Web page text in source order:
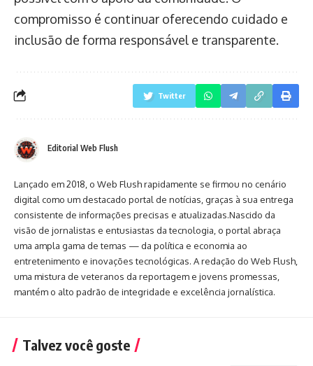
compromisso é continuar oferecendo cuidado e
inclusão de forma responsável e transparente.
Twitter
Editorial Web Flush
Lançado em 2018, o Web Flush rapidamente se firmou no cenário
digital como um destacado portal de notícias, graças à sua entrega
consistente de informações precisas e atualizadas.Nascido da
visão de jornalistas e entusiastas da tecnologia, o portal abraça
uma ampla gama de temas — da política e economia ao
entretenimento e inovações tecnológicas. A redação do Web Flush,
uma mistura de veteranos da reportagem e jovens promessas,
mantém o alto padrão de integridade e excelência jornalística.
Talvez você goste